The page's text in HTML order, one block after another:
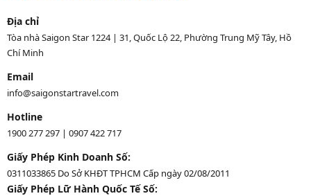
Địa chỉ
Tòa nhà Saigon Star 1224 | 31, Quốc Lộ 22, Phường Trung Mỹ Tây, Hồ
Chí Minh
Email
info@saigonstartravel.com
Hotline
1900 277 297 | 0907 422 717
Giấy Phép Kinh Doanh Số:
0311033865 Do Sở KHĐT TPHCM Cấp ngày 02/08/2011
Giấy Phép Lữ Hành Quốc Tế Số: